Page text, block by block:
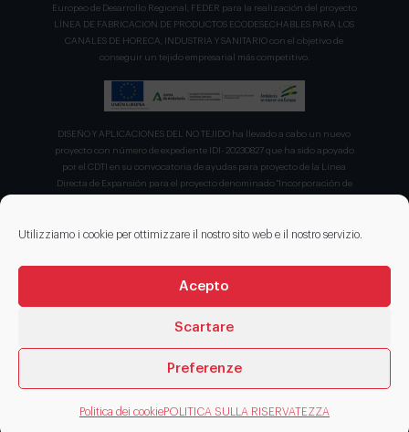
Utilizziamo i cookie per ottimizzare il nostro sito web e il nostro servizio.
Acepto
Scartare
Preferenze
Politica dei cookiePOLITICA SULLA RISERVATEZZA
Europeo de Desarrollo Regional, FEDER para la realización del proyecto
LÍNEA DE FABRICACION DE PRODUCTOS ECODESECHABLES PARA LOS
CANALES DE HORECA, INDUSTRIA Y SANITARIO con el objetivo de
conseguir un tejido empresarial más competitivo.
DISEÑO Y APLICACIONES DEL NO TEJIDO ha llevado a cabo un nuevo
proyecto con número de expediente IDI- 20230827 que ha sido apoyado
por el CDTI en su convocatoria de ayudas para proyecto de la Línea
Directa de Expansión para el proyecto denominado "Incorporación de
recibiendo en concepto de ayuda parcialmente reembolsable un 75%
© 2026 DISENOS NT